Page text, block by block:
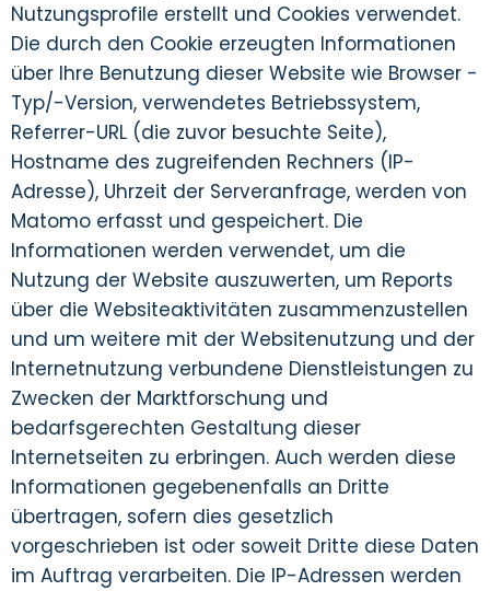
Nutzungsprofile erstellt und Cookies verwendet.
Die durch den Cookie erzeugten Informationen
über Ihre Benutzung dieser Website wie Browser -
Typ/-Version, verwendetes Betriebssystem,
Referrer-URL (die zuvor besuchte Seite),
Hostname des zugreifenden Rechners (IP-
Adresse), Uhrzeit der Serveranfrage, werden von
Matomo erfasst und gespeichert. Die
Informationen werden verwendet, um die
Nutzung der Website auszuwerten, um Reports
über die Websiteaktivitäten zusammenzustellen
und um weitere mit der Websitenutzung und der
Internetnutzung verbundene Dienstleistungen zu
Zwecken der Marktforschung und
bedarfsgerechten Gestaltung dieser
Internetseiten zu erbringen. Auch werden diese
Informationen gegebenenfalls an Dritte
übertragen, sofern dies gesetzlich
vorgeschrieben ist oder soweit Dritte diese Daten
im Auftrag verarbeiten. Die IP-Adressen werden